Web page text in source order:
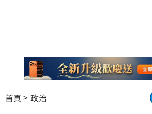
首頁 政治